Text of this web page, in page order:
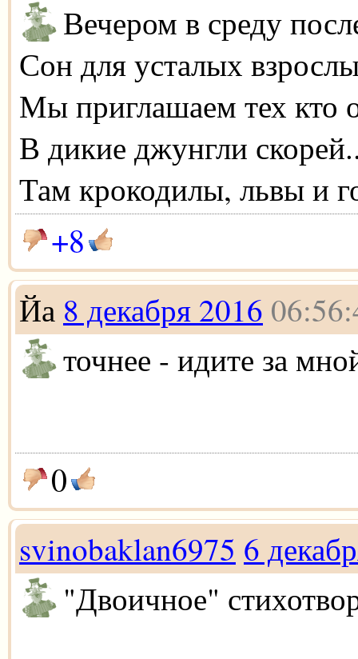
Вечером в среду
Сон для усталых
Мы приглашаем тех кто
В дикие джунгли
Там крокодилы, львы и
+8
Йа 8 декабря 2016
точнее - идите за
0
svinobaklan6975 6
"Двоичное"